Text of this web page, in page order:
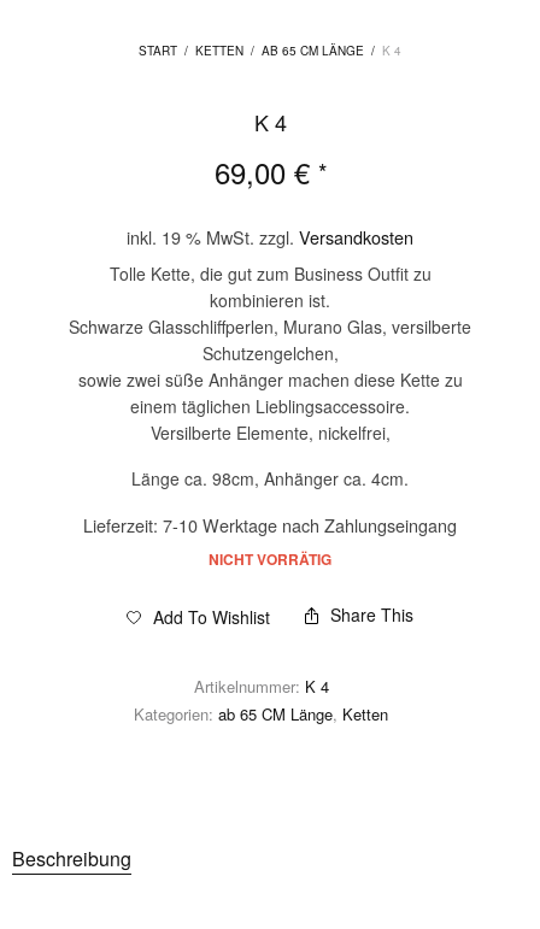
START / KETTEN / AB 65 CM LÄNGE / K 4
K 4
69,00 € *
inkl. 19 % MwSt. zzgl. Versandkosten
Tolle Kette, die gut zum Business Outfit zu
kombinieren ist.
Schwarze Glasschliffperlen, Murano Glas, versilberte
Schutzengelchen,
sowie zwei süße Anhänger machen diese Kette zu
einem täglichen Lieblingsaccessoire.
Versilberte Elemente, nickelfrei,
Länge ca. 98cm, Anhänger ca. 4cm.
Lieferzeit: 7-10 Werktage nach Zahlungseingang
NICHT VORRÄTIG
Add To Wishlist Share This
Artikelnummer: K 4
Kategorien: ab 65 CM Länge, Ketten
Beschreibung